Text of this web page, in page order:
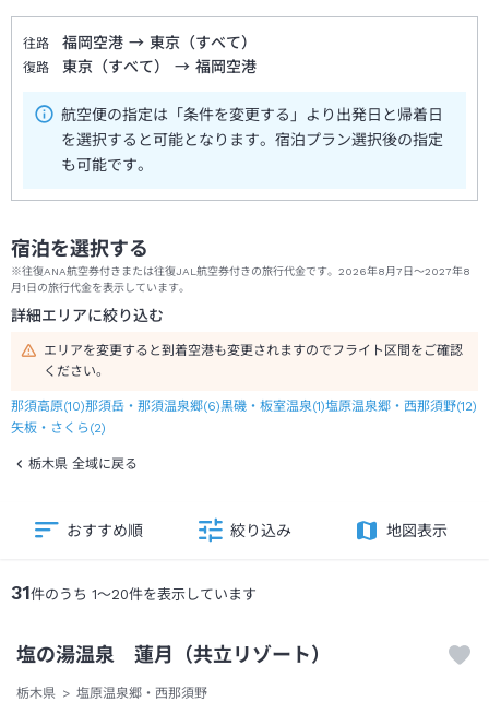
往路 福岡空港 → 東京（すべて）
復路 東京（すべて） → 福岡空港
航空便の指定は「条件を変更する」より出発日と帰着日
を選択すると可能となります。宿泊プラン選択後の指定
も可能です。
宿泊を選択する
※往復ANA航空券付きまたは往復JAL航空券付きの旅行代金です。2026年8月7日～2027年8
月1日の旅行代金を表示しています。
詳細エリアに絞り込む
エリアを変更すると到着空港も変更されますのでフライト区間をご確認
ください。
那須高原(10)那須岳・那須温泉郷(6)黒磯・板室温泉(1)塩原温泉郷・西那須野(12)
矢板・さくら(2)
栃木県 全域に戻る
31件のうち 1～20件を表示しています
おすすめ順 絞り込み 地図表示
塩の湯温泉 蓮月（共立リゾート）
栃木県
塩原温泉郷・西那須野